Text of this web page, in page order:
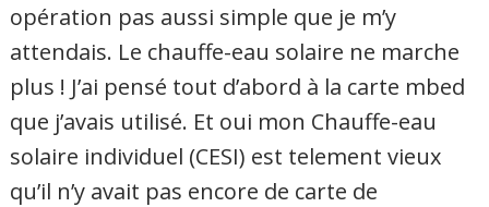
opération pas aussi simple que je m’y
attendais. Le chauffe-eau solaire ne marche
plus ! J’ai pensé tout d’abord à la carte mbed
que j’avais utilisé. Et oui mon Chauffe-eau
solaire individuel (CESI) est telement vieux
qu’il n’y avait pas encore de carte de